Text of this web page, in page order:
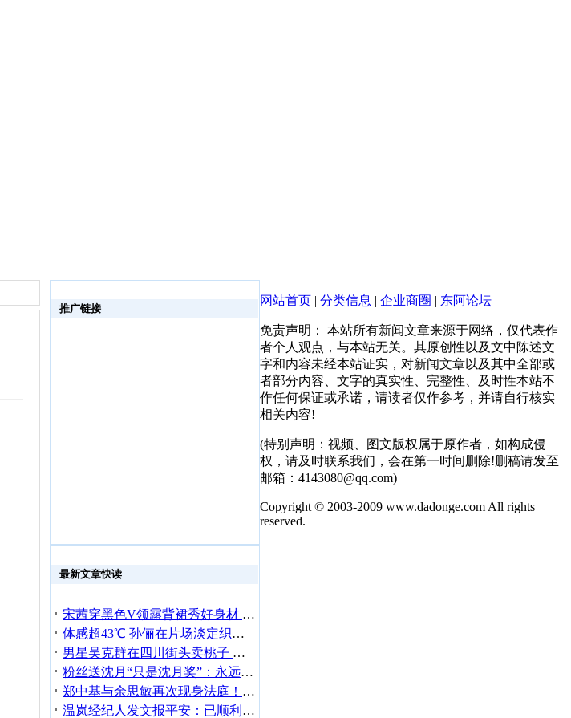
推广链接
最新文章快读
宋茜穿黑色V领露背裙秀好身材 短发造型时髦靓丽
体感超43℃ 孙俪在片场淡定织毛衣
男星吴克群在四川街头卖桃子 网友：太圈粉
粉丝送沈月“只是沈月奖”：永远热烈，只做沈月
郑中基与余思敏再次现身法庭！二人离婚案仍未完结
温岚经纪人发文报平安：已顺利转至一般病房
网站首页 | 分类信息 | 企业商圈 | 东阿论坛
免责声明： 本站所有新闻文章来源于网络，仅代表作
者个人观点，与本站无关。其原创性以及文中陈述文
字和内容未经本站证实，对新闻文章以及其中全部或
者部分内容、文字的真实性、完整性、及时性本站不
作任何保证或承诺，请读者仅作参考，并请自行核实
相关内容!
(特别声明：视频、图文版权属于原作者，如构成侵
权，请及时联系我们，会在第一时间删除!删稿请发至
邮箱：4143080@qq.com)
Copyright © 2003-2009 www.dadonge.com All rights
reserved.